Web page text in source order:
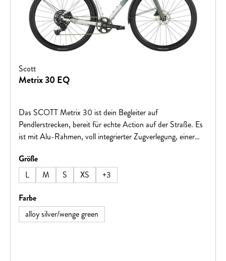
langlebigen Syncros RP2.0 Laufräder mit Schwalbe ONE
Reifen sorgen für eine schnelle und sichere Fahrt, egal
wohin du fährst.Bitte beachten Sie, dass sich die
Fahrradspezifikationen ohne vorherige Ankündigung ändern
Scott
Metrix 30 EQ
Das SCOTT Metrix 30 ist dein Begleiter auf
Pendlerstrecken, bereit für echte Action auf der Straße. Es
ist mit Alu-Rahmen, voll integrierter Zugverlegung, einer
für Regentage ausgestattet. Ob in den Bergen oder auf dem
Weg zur Arbeit, das Metrix hält dich fit und gesund.Hinweis:
Fahrradspezifikationen können ohne vorherige Ankündigung
geändert werden.
Größeauswählen
L
M S XS +3
Farbeauswählen
alloy silver/wenge green